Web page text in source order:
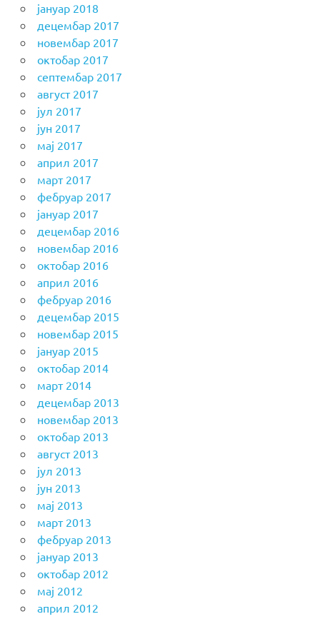
јануар 2018
децембар 2017
новембар 2017
октобар 2017
септембар 2017
август 2017
јул 2017
јун 2017
мај 2017
април 2017
март 2017
фебруар 2017
јануар 2017
децембар 2016
новембар 2016
октобар 2016
април 2016
фебруар 2016
децембар 2015
новембар 2015
јануар 2015
октобар 2014
март 2014
децембар 2013
новембар 2013
октобар 2013
август 2013
јул 2013
јун 2013
мај 2013
март 2013
фебруар 2013
јануар 2013
октобар 2012
мај 2012
април 2012